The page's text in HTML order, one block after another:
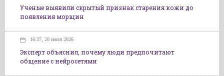
Ученые выявили скрытый признак старения кожи до
появления морщин
16:37, 20 июля 2026
Эксперт объяснил, почему люди предпочитают
общение с нейросетями